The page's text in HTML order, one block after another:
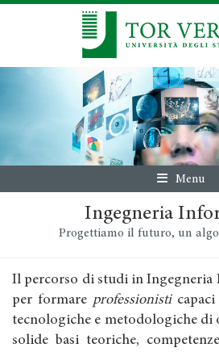
Menu
Ingegneria
Progettiamo il futuro, un
Il percorso di studi in Ingegneria
per formare professionisticapaci
tecnologiche e metodologiche di
solide basi teoriche,